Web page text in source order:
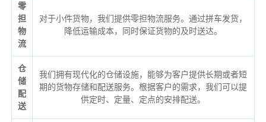
零
担
物
流
对于小件货物，我们提供零担物流服务。通过拼车发货，
降低运输成本，同时保证货物的及时送达。
仓
储
配
送
我们拥有现代化的仓储设施，能够为客户提供长期或者短
期的货物存储和配送服务。根据客户的需求，我们可以提
供定时、定量、定点的安排配送。